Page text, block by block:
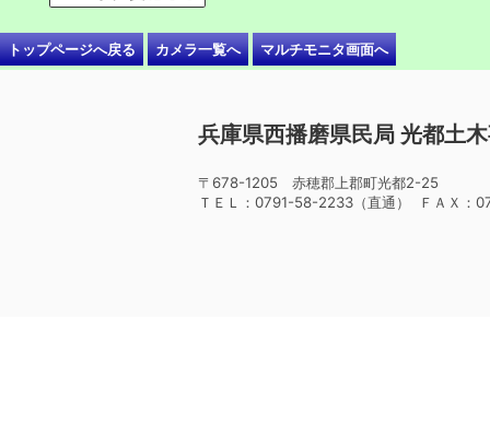
トップページへ戻る カメラ一覧へ マルチモニタ画面へ
兵庫県西播磨県民局 光都土
〒678-1205 赤穂郡上郡町光都2-25
ＴＥＬ：0791-58-2233（直通） ＦＡＸ：